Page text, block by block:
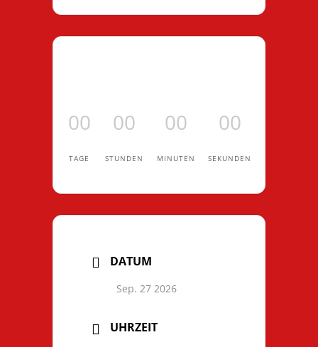
00
TAGE
00
STUNDEN
00
MINUTEN
00
SEKUNDEN
DATUM
Sep. 27 2026
UHRZEIT